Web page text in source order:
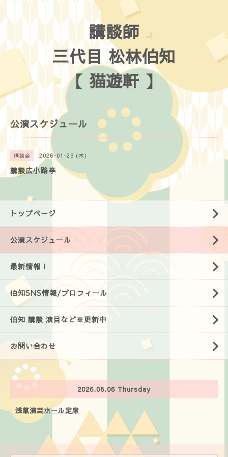
講談師
三代目 松林伯知
【 猫遊軒 】
公演スケジュール
講談会 2026-01-29 (木)
講談広小路亭
トップページ
公演スケジュール
最新情報！
伯知SNS情報/プロフィール
伯知 講談 演目など※更新中
お問い合わせ
2026.08.06 Thursday
浅草演芸ホール定席